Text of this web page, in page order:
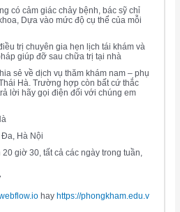
có cảm giác chảy bệnh, bác sỹ chỉ
Dựa vào mức độ cụ thể của mỗi
trị chuyên gia hẹn lịch tái khám và
giúp đỡ sau chữa trị tại nhà
sẻ về dịch vụ thăm khám nam – phụ
Hà. Trường hợp còn bất cứ thắc
lời hãy gọi điện đối với chúng em
Hà Nội
giờ 30, tất cả các ngày trong tuần,
hay https://phongkham.edu.v